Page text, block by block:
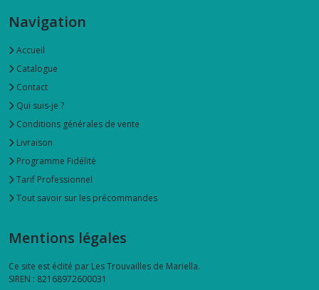
Navigation
Accueil
Catalogue
Contact
Qui suis-je ?
Conditions générales de vente
Livraison
Programme Fidélité
Tarif Professionnel
Tout savoir sur les précommandes
Mentions légales
Ce site est édité par Les Trouvailles de Mariella.
SIREN : 82168972600031